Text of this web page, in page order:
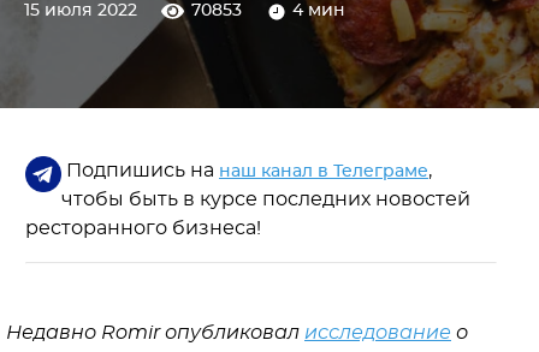
15 июля 2022 70853 4 мин
Подпишись на наш канал в Телеграме,
чтобы быть в курсе последних новостей
ресторанного бизнеса!
Недавно Romir опубликовал исследование о